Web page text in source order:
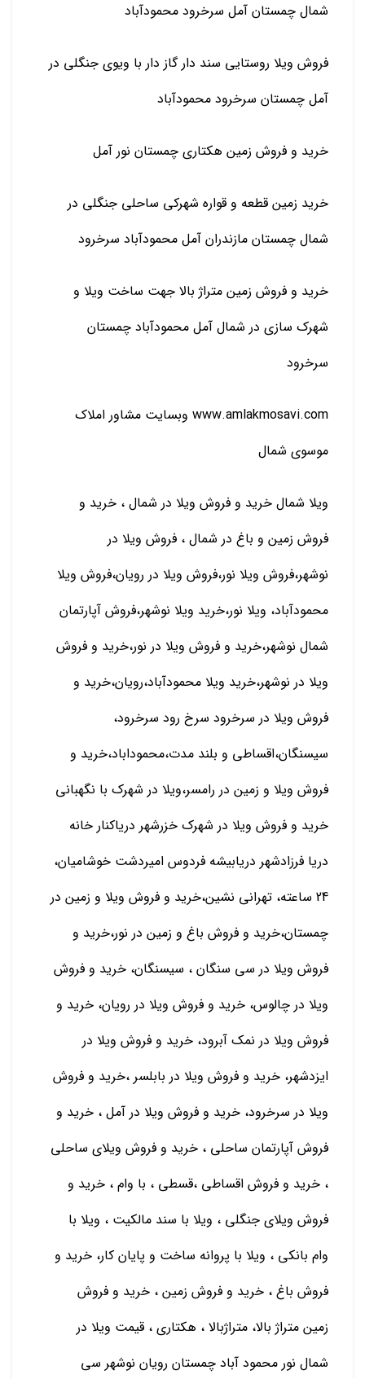
شمال چمستان آمل سرخرود محمودآباد
فروش ویلا روستایی سند دار گاز دار با ویوی جنگلی در
آمل چمستان سرخرود محمودآباد
خرید و فروش زمین هکتاری چمستان نور آمل
خرید زمین قطعه و قواره شهرکی ساحلی جنگلی در
شمال چمستان مازندران آمل محمودآباد سرخرود
خرید و فروش زمین متراژ بالا جهت ساخت ویلا و
شهرک سازی در شمال آمل محمودآباد چمستان
سرخرود
www.amlakmosavi.com وبسایت مشاور املاک
موسوی شمال
ویلا شمال خرید و فروش ویلا در شمال ، خرید و
فروش زمین و باغ در شمال ، فروش ویلا در
نوشهر،فروش ویلا نور،فروش ويلا در رویان،فروش ويلا
محمودآباد، ویلا نور،خرید ويلا نوشهر،فروش آپارتمان
شمال نوشهر،خرید و فروش ویلا در نور،خرید و فروش
ویلا در نوشهر،خرید ویلا محمودآباد،رویان،خرید و
فروش ویلا در سرخرود سرخ رود سرخرود،
سیسنگان،اقساطی و بلند مدت،محموداباد،خرید و
فروش ویلا و زمین در رامسر،ویلا در شهرک با نگهبانی
خرید و فروش ویلا در شهرک خزرشهر دریاکنار خانه
دریا فرزادشهر دریابیشه فردوس امیردشت خوشامیان،
24 ساعته، تهرانی نشین،خرید و فروش ویلا و زمین در
چمستان،خرید و فروش باغ و زمین در نور،خرید و
فروش ویلا در سی سنگان ، سیسنگان، خرید و فروش
ویلا در چالوس، خرید و فروش ویلا در رویان، خرید و
فروش ویلا در نمک آبرود، خرید و فروش ویلا در
ایزدشهر، خرید و فروش ویلا در بابلسر ،خرید و فروش
ویلا در سرخرود، خرید و فروش ویلا در آمل ، خرید و
فروش آپارتمان ساحلی ، خرید و فروش ویلای ساحلی
، خرید و فروش اقساطی ،قسطی ، با وام ، خرید و
فروش ویلای جنگلی ، ویلا با سند مالکیت ، ویلا با
وام بانکی ، ویلا با پروانه ساخت و پایان کار، خرید و
فروش باغ ، خرید و فروش زمین ، خرید و فروش
زمین متراژ بالا، متراژبالا ، هکتاری ، قیمت ویلا در
شمال نور محمود آباد چمستان رویان نوشهر سی